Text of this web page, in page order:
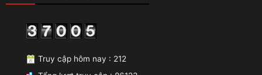
Truy cập hôm nay : 212